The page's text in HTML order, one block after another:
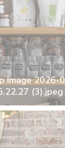
Image 2026-
(3).jpeg